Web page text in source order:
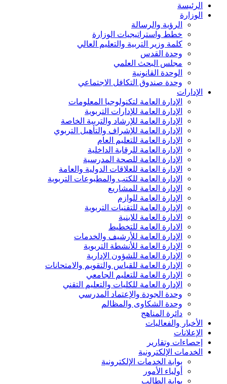
الرئيسة
الوزارة
الرؤية والرسالة
خطط واستراتيجيات الوزارة
كلمة وزير التربية والتعليم العالي
وحدة القدس
مجلس البحث العلمي
الوحدة القانونية
وحدة صندوق التكافل الاجتماعي
الإدارات
الإدارة العامة لتكنولوجيا المعلومات
الإدارة العامة للإدارات التربوية
الإدارة العامة للإرشاد والتربية الخاصة
الإدارة العامة للإشراف والتأهيل التربوي
الإدارة العامة للتعليم العام
الإدارة العامة للرقابة الداخلية
الإدارة العامة للصحة المدرسية
الإدارة العامة للعلاقات الدولية والعامة
الإدارة العامة للكتب والمطبوعات التربوية
الإدارة العامة للمشاريع
الإدارة العامة للوازم
الإدارة العامة للتقنيات التربوية
الادارة العامة للابنية
الادارة العامة للتخطيط
الإدارة العامة للأرشيف والخدمات
الإدارة العامة للأنشطة التربوية
الإدارة العامة للشؤون الإدارية
الإدارة العامة للقياس والتقويم والامتحانات
الإدارة العامة للتعليم الجامعي
الإدارة العامة للكليات والتعليم التقني
وحدة الجودة والإعتماد المدرسي
وحدة الشكاوى والمظالم
دائرة المناهج
الأخبار والفعاليات
الإعلانات
إحصاءات وتقارير
الخدمات الإلكترونية
بوابة الخدمات الإلكترونية
أولياء الأمور
بوابة الطالب